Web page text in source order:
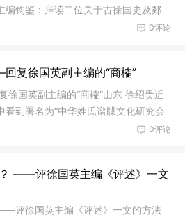
编钧鉴：拜读二位关于古徐国史及郯
佩二位对徐氏源流研究的拳拳之心与严
0评论
复徐国英副主编的“商榷”
国英副主编的“商榷”山东 徐绍贵近
看到署名为“中华姓氏谱牒文化研究会
《与徐绍贵宗亲商榷 评〈略述古代
0评论
——评徐国英主编《评述》一文
评徐国英主编《评述》一文的方法